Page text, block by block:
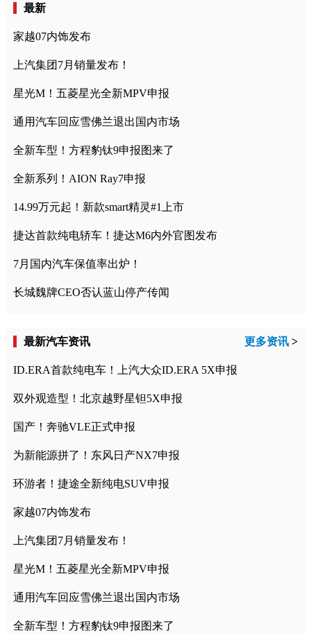
最新
家越07内饰发布
上汽集团7月销量发布！
星光M！五菱星光全新MPV申报
通用汽车回应雪佛兰退出国内市场
全新车型！方程豹钛9申报图来了
全新系列！AION Ray7申报
14.99万元起！新款smart精灵#1上市
捷达首款纯电轿车！捷达M6内外官图发布
7月国内汽车保值率出炉！
长城魏牌CEO否认蓝山停产传闻
最新汽车资讯 更多资讯 >
ID.ERA首款纯电车！上汽大众ID.ERA 5X申报
双外观造型！北京越野星钽5X申报
国产！奔驰VLE正式申报
为新能源拼了！东风日产NX7申报
环游者！捷途全新纯电SUV申报
家越07内饰发布
上汽集团7月销量发布！
星光M！五菱星光全新MPV申报
通用汽车回应雪佛兰退出国内市场
全新车型！方程豹钛9申报图来了